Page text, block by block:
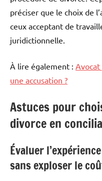
préciser que le choix de
ceux acceptant de
juridictionnelle.
À lire également : Avocat
une accusation ?
Astuces pour
divorce en
Évaluer
sans exploser le